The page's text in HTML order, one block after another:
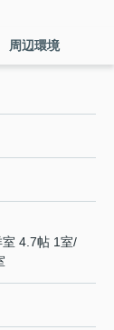
周辺環境
室 4.7帖 1室/